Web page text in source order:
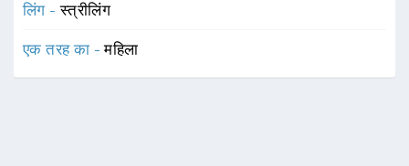
लिंग -स्त्रीलिंग
एक तरह का -महिला